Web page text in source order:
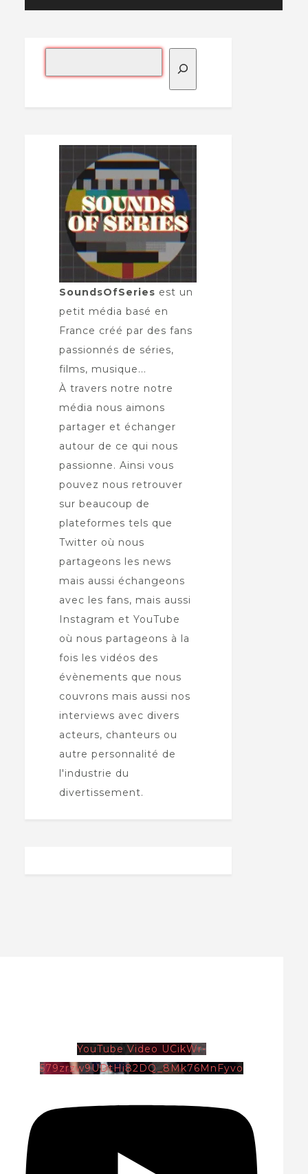
SoundsOfSeries est un
petit média basé en
France créé par des fans
passionnés de séries,
films, musique...
À travers notre notre
média nous aimons
partager et échanger
autour de ce qui nous
passionne. Ainsi vous
pouvez nous retrouver
sur beaucoup de
plateformes tels que
Twitter où nous
partageons les news
mais aussi échangeons
avec les fans, mais aussi
Instagram et YouTube
où nous partageons à la
fois les vidéos des
évènements que nous
couvrons mais aussi nos
interviews avec divers
acteurs, chanteurs ou
autre personnalité de
l'industrie du
divertissement.
YouTube Video UCikWr-
579zrzw9UDtHi82DQ_8Mk76MnFyvo